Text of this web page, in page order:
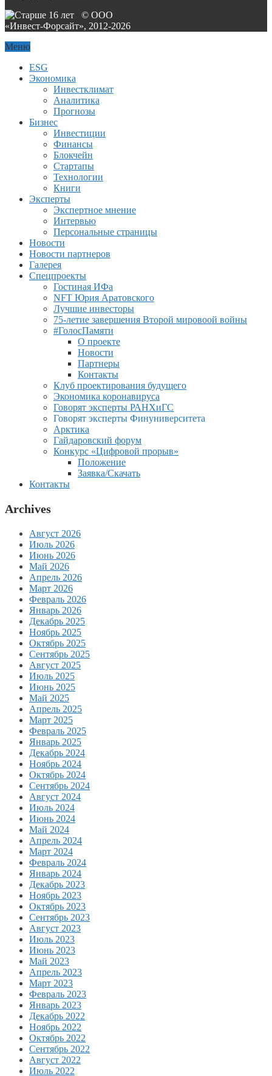
© ООО
«Инвест-Форсайт», 2012-2026
Меню
ESG
Экономика
Инвестклимат
Аналитика
Прогнозы
Бизнес
Инвестиции
Финансы
Блокчейн
Стартапы
Технологии
Книги
Эксперты
Экспертное мнение
Интервью
Персональные страницы
Новости
Новости партнеров
Галерея
Спецпроекты
Гостиная ИФа
NFT Юрия Аратовского
Лучшие инвесторы
75-летие завершения Второй мировоой войны
#ГолосПамяти
О проекте
Новости
Партнеры
Контакты
Клуб проектирования будущего
Экономика коронавируса
Говорят эксперты РАНХиГС
Говорят эксперты Финуниверситета
Арктика
Гайдаровский форум
Конкурс «Цифровой прорыв»
Положение
Заявка/Скачать
Контакты
Archives
Август 2026
Июль 2026
Июнь 2026
Май 2026
Апрель 2026
Март 2026
Февраль 2026
Январь 2026
Декабрь 2025
Ноябрь 2025
Октябрь 2025
Сентябрь 2025
Август 2025
Июль 2025
Июнь 2025
Май 2025
Апрель 2025
Март 2025
Февраль 2025
Январь 2025
Декабрь 2024
Ноябрь 2024
Октябрь 2024
Сентябрь 2024
Август 2024
Июль 2024
Июнь 2024
Май 2024
Апрель 2024
Март 2024
Февраль 2024
Январь 2024
Декабрь 2023
Ноябрь 2023
Октябрь 2023
Сентябрь 2023
Август 2023
Июль 2023
Июнь 2023
Май 2023
Апрель 2023
Март 2023
Февраль 2023
Январь 2023
Декабрь 2022
Ноябрь 2022
Октябрь 2022
Сентябрь 2022
Август 2022
Июль 2022